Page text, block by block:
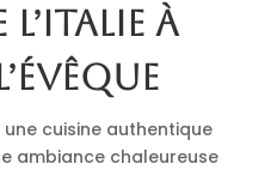
l’Italie à
cuisine authentique
ambiance chaleureuse